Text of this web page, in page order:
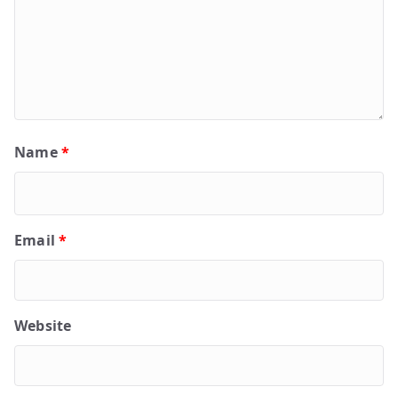
Name*
Email*
Website